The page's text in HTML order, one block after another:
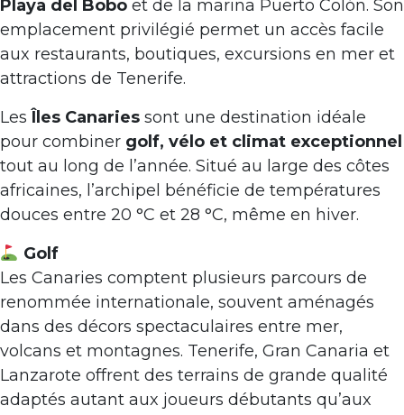
Playa del Bobo et de la marina Puerto Colón. Son
emplacement privilégié permet un accès facile
aux restaurants, boutiques, excursions en mer et
attractions de Tenerife.
Les Îles Canaries sont une destination idéale
pour combiner golf, vélo et climat exceptionnel
tout au long de l’année. Situé au large des côtes
africaines, l’archipel bénéficie de températures
douces entre 20 °C et 28 °C, même en hiver.
Golf
Les Canaries comptent plusieurs parcours de
renommée internationale, souvent aménagés
dans des décors spectaculaires entre mer,
volcans et montagnes. Tenerife, Gran Canaria et
Lanzarote offrent des terrains de grande qualité
adaptés autant aux joueurs débutants qu’aux